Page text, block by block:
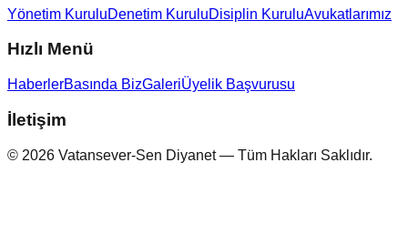
Yönetim KuruluDenetim KuruluDisiplin KuruluAvukatlarımız
Hızlı Menü
HaberlerBasında BizGaleriÜyelik Başvurusu
İletişim
© 2026 Vatansever-Sen Diyanet — Tüm Hakları Saklıdır.